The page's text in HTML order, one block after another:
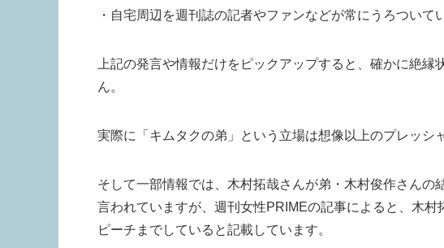
・自宅周辺を週刊誌の記者やファンなどが常にうろついて
上記の発言や情報だけをピックアップすると、確かに絶
ん。
実際に「キムタクの弟」という立場は想像以上のプレッシ
そして一部情報では、木村拓哉さんが弟・木村俊作さんの
言われていますが、週刊女性PRIMEの記事によると、木
ピーチまでしていると記載しています。